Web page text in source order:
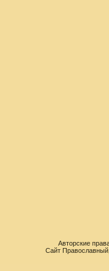
Авторские
Сайт